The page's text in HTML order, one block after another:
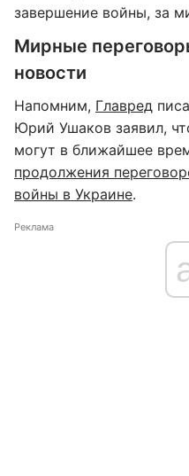
завершение войны, за
Мирные
новости
Напомним, Главред
Юрий Ушаков заявил,
могут в ближайшее
продолжения
войны в Украине.
Реклама